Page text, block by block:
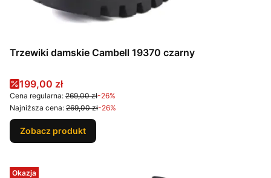
Trzewiki damskie Cambell 19370 czarny
Cena promocyjna
199,00 zł
Cena regularna: 269,00 zł-26%
Najniższa cena: 269,00 zł-26%
Zobacz produkt
Okazja